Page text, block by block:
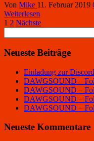
Von Mike 11. Februar 2019
Weiterlesen
der
Beiträge
1 2 Nächste
nach:
Neueste Beiträge
Einladung zur
DAWGSOUND –
DAWGSOUND –
DAWGSOUND –
DAWGSOUND –
Neueste Kommentare